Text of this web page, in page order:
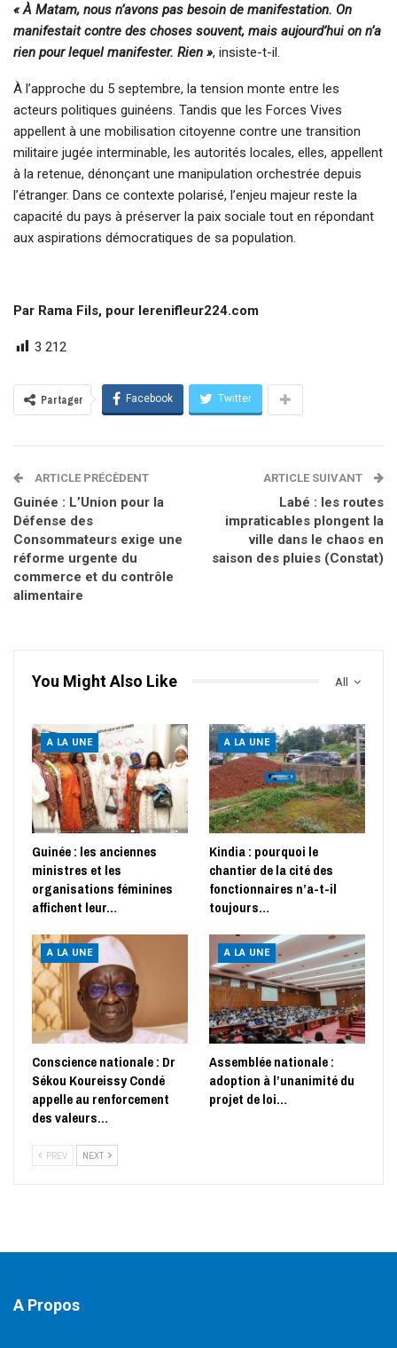
« À Matam, nous n’avons pas besoin de manifestation. On
manifestait contre des choses souvent, mais aujourd’hui on n’a
rien pour lequel manifester. Rien », insiste-t-il.
À l’approche du 5 septembre, la tension monte entre les
acteurs politiques guinéens. Tandis que les Forces Vives
appellent à une mobilisation citoyenne contre une transition
militaire jugée interminable, les autorités locales, elles, appellent
à la retenue, dénonçant une manipulation orchestrée depuis
l’étranger. Dans ce contexte polarisé, l’enjeu majeur reste la
capacité du pays à préserver la paix sociale tout en répondant
aux aspirations démocratiques de sa population.
Par Rama Fils, pour lerenifleur224.com
3 212
Partager Facebook Twitter
ARTICLE PRÉCÈDENT
Guinée : L’Union pour la
Défense des
Consommateurs exige une
réforme urgente du
commerce et du contrôle
alimentaire
ARTICLE SUIVANT
Labé : les routes
impraticables plongent la
ville dans le chaos en
saison des pluies (Constat)
All
You Might Also Like
A LA UNE
Guinée : les anciennes
ministres et les
organisations féminines
affichent leur…
A LA UNE
Kindia : pourquoi le
chantier de la cité des
fonctionnaires n’a-t-il
toujours…
A LA UNE
Conscience nationale : Dr
Sékou Koureissy Condé
appelle au renforcement
des valeurs…
A LA UNE
Assemblée nationale :
adoption à l’unanimité du
projet de loi…
PREV NEXT
A Propos